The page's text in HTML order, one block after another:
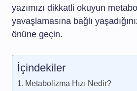
yazımızı dikkatli okuyun
yavaşlamasına bağlı
önüne geçin.
İçindekiler
Metabolizma Hızı Nedir?